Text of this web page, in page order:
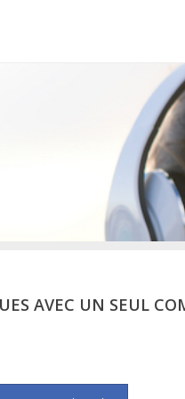
AVEC UN SEUL